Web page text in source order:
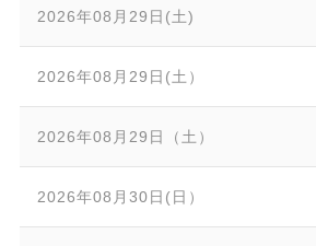
2026年08月29日(土)
2026年08月29日(土）
2026年08月29日（土）
2026年08月30日(日）